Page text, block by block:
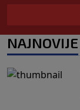
NAJNOVIJE